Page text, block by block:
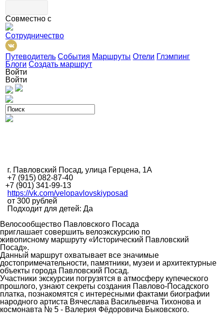
Совместно с
Сотрудничество
Путеводитель События Маршруты Отели Глэмпинг
Блоги Создать маршрут
Войти
Войти
г. Павловский Посад, улица Герцена, 1А
+7 (915) 082-87-40
+7 (901) 341-99-13
https://vk.com/velopavlovskiyposad
от 300 рублей
Подходит для детей: Да
Велосообщество Павловского Посада
приглашает совершить велоэкскурсию по
живописному маршруту «Исторический Павловский
Посад».
Данный маршрут охватывает все значимые
достопримечательности, памятники, музеи и архитектурные
объекты города Павловский Посад.
Участники экскурсии погрузятся в атмосферу купеческого
прошлого, узнают секреты создания Павлово-Посадского
платка, познакомятся с интересными фактами биографии
народного артиста Вячеслава Васильевича Тихонова и
космонавта № 5 - Валерия Фёдоровича Быковского.